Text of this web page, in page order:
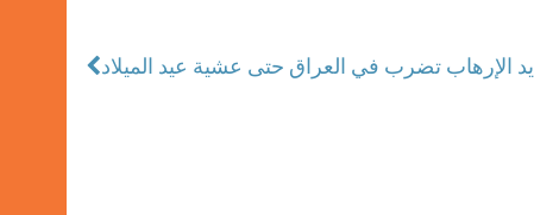
يد الإرهاب تضرب في العراق حتى عشية عيد الميلاد